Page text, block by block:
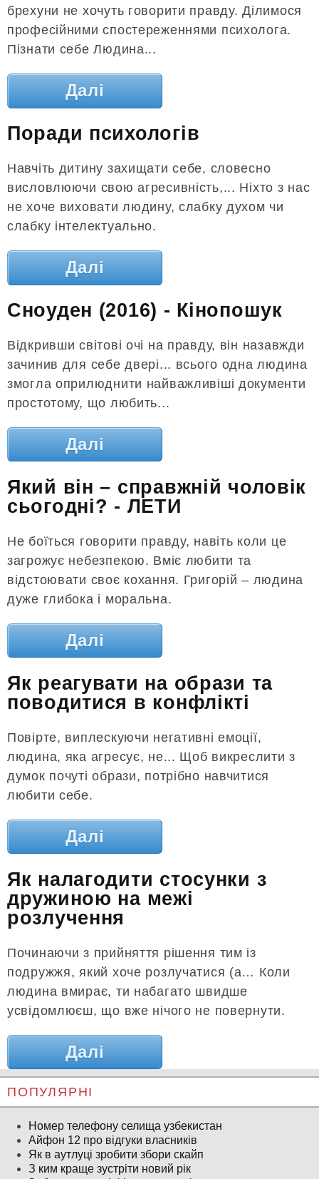
брехуни не хочуть говорити правду. Ділимося
професійними спостереженнями психолога.
Пізнати себе Людина...
Далі
Поради психологів
Навчіть дитину захищати себе, словесно
висловлюючи свою агресивність,... Ніхто з нас
не хоче виховати людину, слабку духом чи
слабку інтелектуально.
Далі
Сноуден (2016) - Кінопошук
Відкривши світові очі на правду, він назавжди
зачинив для себе двері... всього одна людина
змогла оприлюднити найважливіші документи
простотому, що любить...
Далі
Який він – справжній чоловік
сьогодні? - ЛЕТИ
Не боїться говорити правду, навіть коли це
загрожує небезпекою. Вміє любити та
відстоювати своє кохання. Григорій – людина
дуже глибока і моральна.
Далі
Як реагувати на образи та
поводитися в конфлікті
Повірте, виплескуючи негативні емоції,
людина, яка агресує, не... Щоб викреслити з
думок почуті образи, потрібно навчитися
любити себе.
Далі
Як налагодити стосунки з
дружиною на межі
розлучення
Починаючи з прийняття рішення тим із
подружжя, який хоче розлучатися (а… Коли
людина вмирає, ти набагато швидше
усвідомлюєш, що вже нічого не повернути.
Далі
ПОПУЛЯРНІ
Номер телефону селища узбекистан
Айфон 12 про відгуки власників
Як в аутлуці зробити збори скайп
З ким краще зустріти новий рік